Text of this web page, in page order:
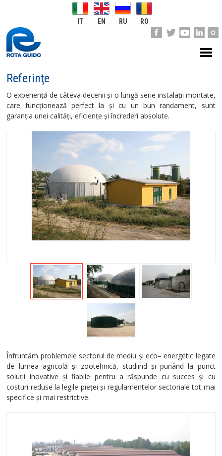
IT EN RU RO
Referinţe
O experienţă de câteva decenii şi o lungă serie instalaţii montate,
care funcţionează perfect la şi cu un bun randament, sunt
garanţia unei calităţi, eficienţe şi încrederi absolute.
Înfruntăm problemele sectorul de mediu şi eco– energetic legate
de lumea agricolă şi zootehnică, studiind şi punând la punct
soluţii inovative şi fiabile pentru a răspunde cu succes şi cu
costuri reduse la legile pieţei şi regulamentelor sectoriale tot mai
specifice şi mai restrictive.